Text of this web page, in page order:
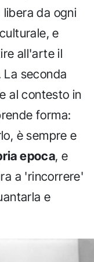
libera da ogni
e
all'arte il
La seconda
al contesto in
forma:
è sempre e
epoca, e
a 'rincorrere'
e